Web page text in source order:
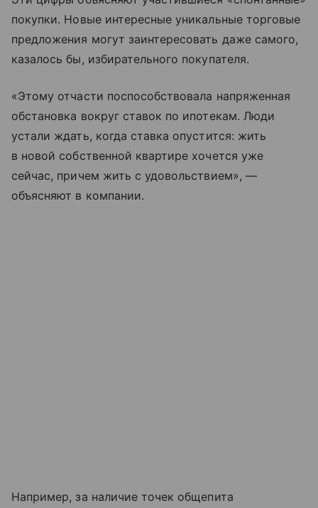
покупки. Новые интересные уникальные торговые
предложения могут заинтересовать даже самого,
казалось бы, избирательного покупателя.
«Этому отчасти поспособствовала напряженная
обстановка вокруг ставок по ипотекам. Люди
устали ждать, когда ставка опустится: жить
в новой собственной квартире хочется уже
сейчас, причем жить с удовольствием», —
объясняют в компании.
Например, за наличие точек общепита